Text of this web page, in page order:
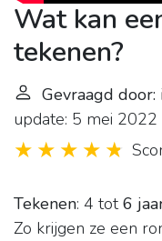
Wat kan
tekenen?
Gevraagd door:
update: 5 mei 2022
Tekenen: 4 tot6
Zo krijgen ze een